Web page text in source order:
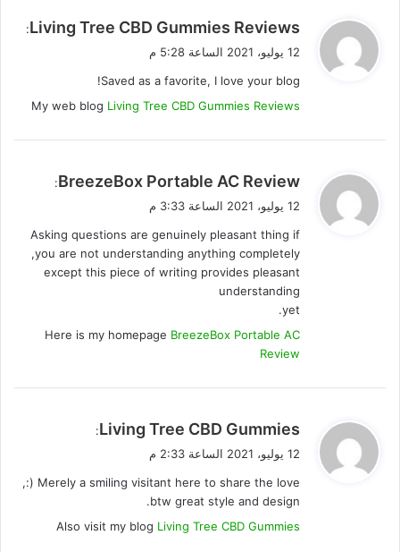
ي
ق
ل
Living Tree CBD Gummies Reviews
:
12 يوليو، 2021 الساعة 5:28 م
Saved as a favorite, I love your blog!
My web blog Living Tree CBD Gummies Reviews
ي
ق
ل
BreezeBox Portable AC Review
:
12 يوليو، 2021 الساعة 3:33 م
Asking questions are genuinely pleasant thing if
you are not understanding anything completely,
except this piece of writing provides pleasant
understanding
yet.
Here is my homepage BreezeBox Portable AC
Review
ي
ق
ل
Living Tree CBD Gummies
:
12 يوليو، 2021 الساعة 2:33 م
Merely a smiling visitant here to share the love (:,
btw great style and design.
Also visit my blog Living Tree CBD Gummies